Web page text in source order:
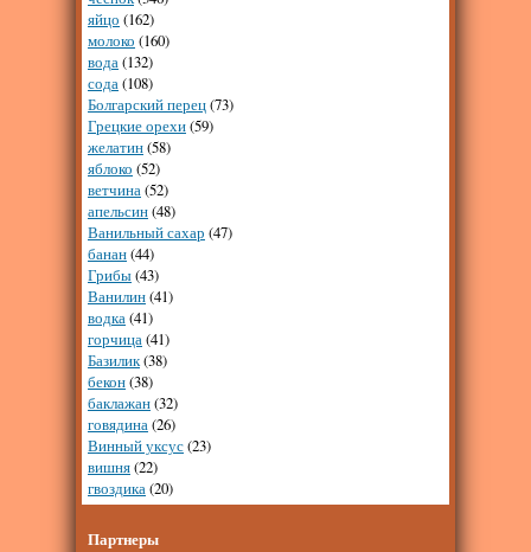
яйцо (162)
молоко (160)
вода(132)
сода(108)
Болгарский перец(73)
Грецкие орехи(59)
желатин(58)
яблоко (52)
ветчина(52)
апельсин(48)
Ванильный сахар (47)
банан(44)
Грибы(43)
Ванилин(41)
водка(41)
горчица(41)
Базилик(38)
бекон(38)
баклажан(32)
говядина(26)
Винный уксус(23)
вишня(22)
гвоздика(20)
Партнеры